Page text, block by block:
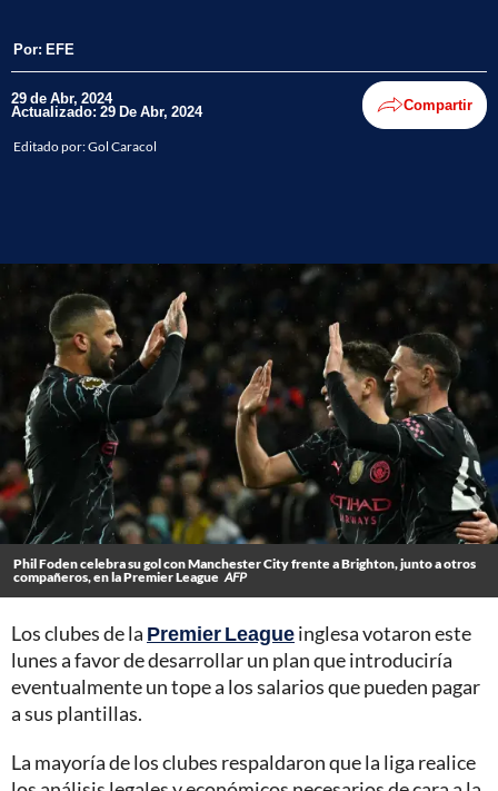
Por: EFE
29 de Abr, 2024
Actualizado: 29 De Abr, 2024 Compartir
Editado por:Gol Caracol
Phil Foden celebra su gol con Manchester City frente a Brighton, junto a otros
compañeros, en la Premier League AFP
Los clubes de la Premier Leagueinglesa votaron este
lunes a favor de desarrollar un plan que introduciría
eventualmente un tope a los salarios que pueden pagar
a sus plantillas.
La mayoría de los clubes respaldaron que la liga realice